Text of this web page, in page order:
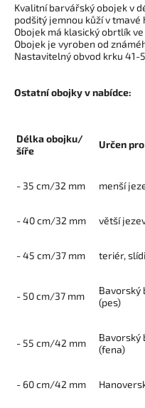
Kvalitní barvářský obojek v
podšitý jemnou kůží v
Obojek má klasický obrtlík
Obojek je vyroben od
Nastavitelný obvod krku 41-
Ostatní obojky v nabídce:
Délka obojku/
šíře
Určen
- 35 cm/32 mm menší
- 40 cm/32 mm větší
- 45 cm/37 mm teriér,
- 50 cm/37 mm
Bavorský
(pes)
- 55 cm/42 mm Bavorský
(fena)
- 60 cm/42 mm